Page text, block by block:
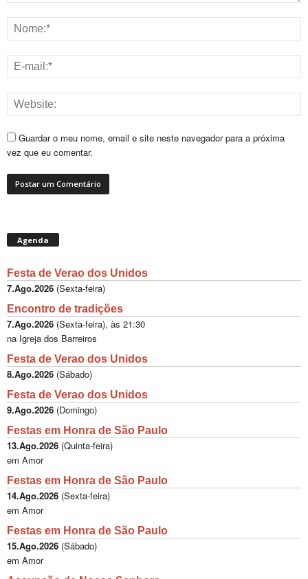
Guardar o meu nome, email e site neste navegador para a próxima
vez que eu comentar.
Agenda
Festa de Verao dos Unidos
7.Ago.2026 (Sexta-feira)
Encontro de tradições
7.Ago.2026 (Sexta-feira), às 21:30
na Igreja dos Barreiros
Festa de Verao dos Unidos
8.Ago.2026 (Sábado)
Festa de Verao dos Unidos
9.Ago.2026 (Domingo)
Festas em Honra de São Paulo
13.Ago.2026 (Quinta-feira)
em Amor
Festas em Honra de São Paulo
14.Ago.2026 (Sexta-feira)
em Amor
Festas em Honra de São Paulo
15.Ago.2026 (Sábado)
em Amor